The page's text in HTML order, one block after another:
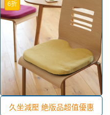
6折
久坐減壓 絶版品超值優惠